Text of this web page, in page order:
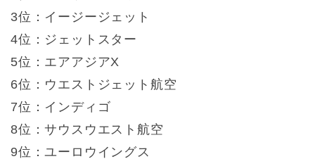
3位：イージージェット
4位：ジェットスター
5位：エアアジアX
6位：ウエストジェット航空
7位：インディゴ
8位：サウスウエスト航空
9位：ユーロウイングス